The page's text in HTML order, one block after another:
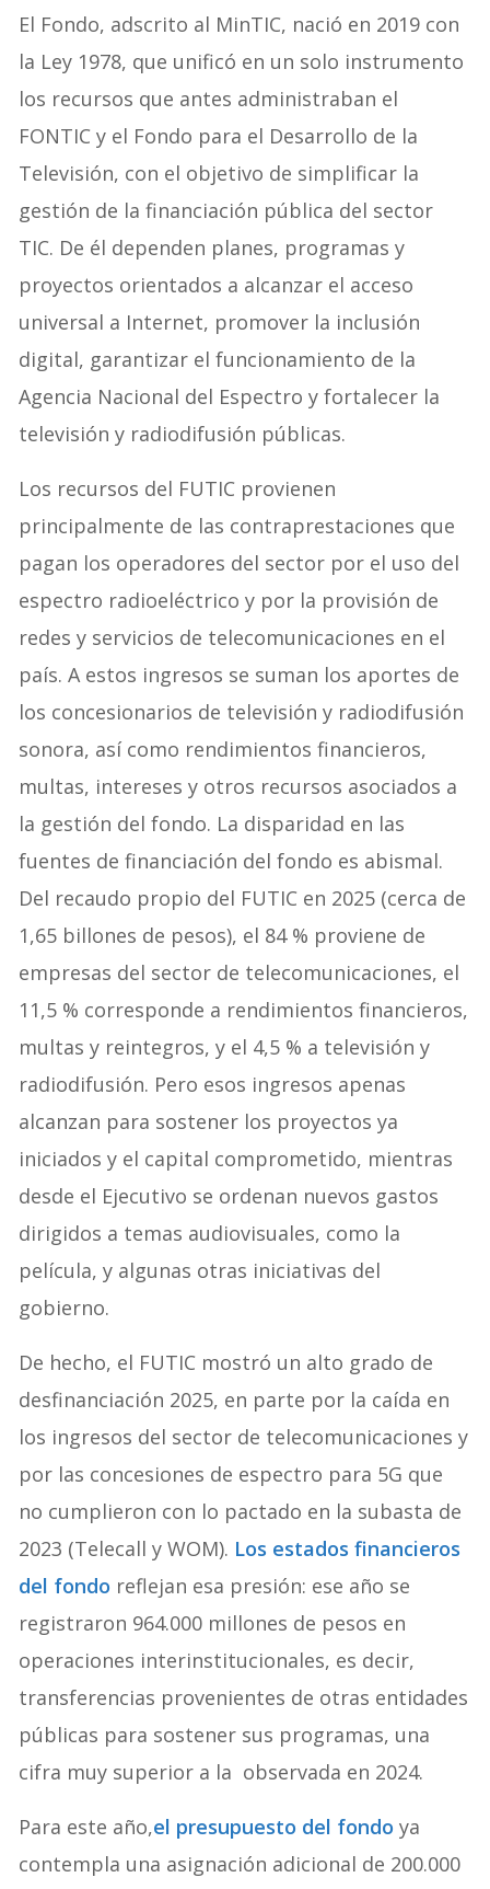
El Fondo, adscrito al MinTIC, nació en 2019 con
la Ley 1978, que unificó en un solo instrumento
los recursos que antes administraban el
FONTIC y el Fondo para el Desarrollo de la
Televisión, con el objetivo de simplificar la
gestión de la financiación pública del sector
TIC. De él dependen planes, programas y
proyectos orientados a alcanzar el acceso
universal a Internet, promover la inclusión
digital, garantizar el funcionamiento de la
Agencia Nacional del Espectro y fortalecer la
televisión y radiodifusión públicas.
Los recursos del FUTIC provienen
principalmente de las contraprestaciones que
pagan los operadores del sector por el uso del
espectro radioeléctrico y por la provisión de
redes y servicios de telecomunicaciones en el
país. A estos ingresos se suman los aportes de
los concesionarios de televisión y radiodifusión
sonora, así como rendimientos financieros,
multas, intereses y otros recursos asociados a
la gestión del fondo. La disparidad en las
fuentes de financiación del fondo es abismal.
Del recaudo propio del FUTIC en 2025 (cerca de
1,65 billones de pesos), el 84 % proviene de
empresas del sector de telecomunicaciones, el
11,5 % corresponde a rendimientos financieros,
multas y reintegros, y el 4,5 % a televisión y
radiodifusión. Pero esos ingresos apenas
alcanzan para sostener los proyectos ya
iniciados y el capital comprometido, mientras
desde el Ejecutivo se ordenan nuevos gastos
dirigidos a temas audiovisuales, como la
película, y algunas otras iniciativas del
gobierno.
De hecho, el FUTIC mostró un alto grado de
desfinanciación 2025, en parte por la caída en
los ingresos del sector de telecomunicaciones y
por las concesiones de espectro para 5G que
no cumplieron con lo pactado en la subasta de
2023 (Telecall y WOM). Los estados financieros
del fondo reflejan esa presión: ese año se
registraron 964.000 millones de pesos en
operaciones interinstitucionales, es decir,
transferencias provenientes de otras entidades
públicas para sostener sus programas, una
cifra muy superior a la observada en 2024.
Para este año,el presupuesto del fondoya
contempla una asignación adicional de 200.000